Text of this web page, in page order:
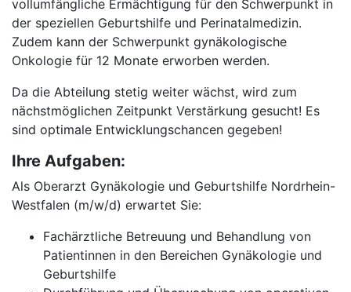
vollumfängliche Ermächtigung für den Schwerpunkt in
der speziellen Geburtshilfe und Perinatalmedizin.
Zudem kann der Schwerpunkt gynäkologische
Onkologie für 12 Monate erworben werden.
Da die Abteilung stetig weiter wächst, wird zum
nächstmöglichen Zeitpunkt Verstärkung gesucht! Es
sind optimale Entwicklungschancen gegeben!
Ihre Aufgaben:
Als Oberarzt Gynäkologie und Geburtshilfe Nordrhein-
Westfalen (m/w/d) erwartet Sie:
Fachärztliche Betreuung und Behandlung von
Patientinnen in den Bereichen Gynäkologie und
Geburtshilfe